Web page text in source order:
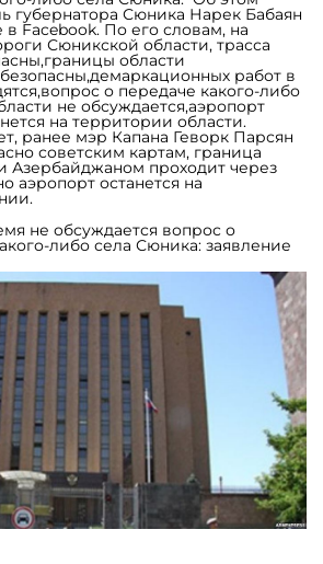
губернатора Сюника Нарек Бабаян
Facebook. По его словам, на
Сюникской области, трасса
области
работ в
о передаче какого-либо
не обсуждается,аэропорт
на территории области.
ранее мэр Капана Геворк Парсян
советским картам, граница
проходит через
аэропорт останется на